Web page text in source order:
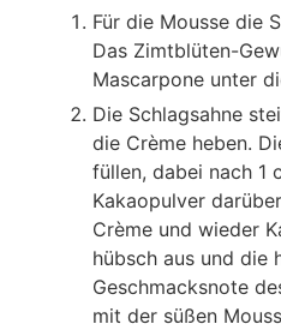
Für die Mousse die
Das Zimtblüten-
Mascarpone unter
Die Schlagsahne
die Crème heben.
füllen, dabei nach 1
Kakaopulver
Crème und wieder
hübsch aus und die
Geschmacksnote
mit der süßen